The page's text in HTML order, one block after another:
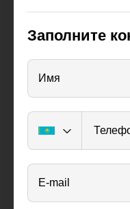
Заполните
Имя
E-mail